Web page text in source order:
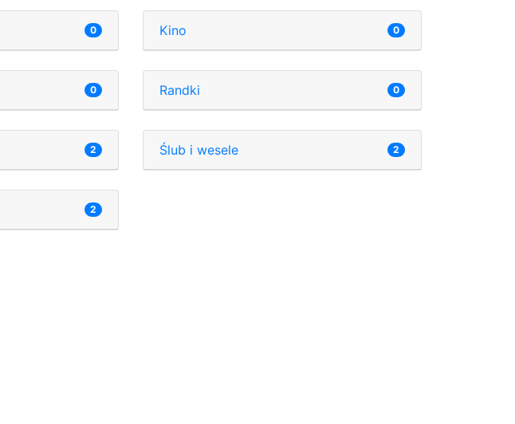
0 Kino 0
0 Randki 0
2 Ślub i wesele 2
2